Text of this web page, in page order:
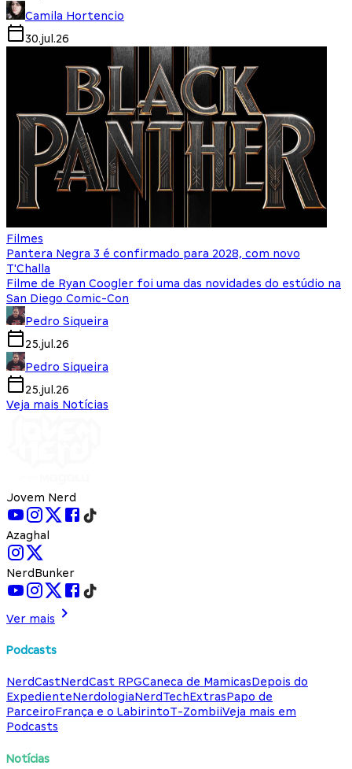
Camila Hortencio
30.jul.26
Filmes
Pantera Negra 3 é confirmado para 2028, com novo
T'Challa
Filme de Ryan Coogler foi uma das novidades do estúdio na
San Diego Comic-Con
Pedro Siqueira
25.jul.26
Pedro Siqueira
25.jul.26
Veja mais Notícias
Jovem Nerd
Azaghal
NerdBunker
Ver mais
Podcasts
NerdCastNerdCast RPGCaneca de MamicasDepois do
ExpedienteNerdologiaNerdTechExtrasPapo de
ParceiroFrança e o LabirintoT-ZombiiVeja mais em
Podcasts
Notícias